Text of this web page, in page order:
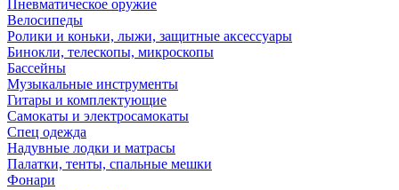
Пневматическое оружие
Велосипеды
Ролики и коньки, лыжи, защитные аксессуары
Бинокли, телескопы, микроскопы
Бассейны
Музыкальные инструменты
Гитары и комплектующие
Самокаты и электросамокаты
Спец одежда
Надувные лодки и матрасы
Палатки, тенты, спальные мешки
Фонари